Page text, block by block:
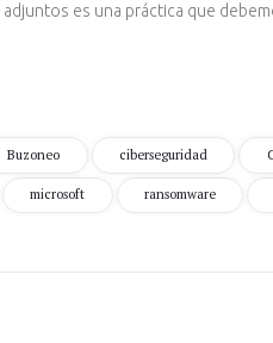
es una práctica que
Buzoneo ciberseguridad
microsoft ransomware